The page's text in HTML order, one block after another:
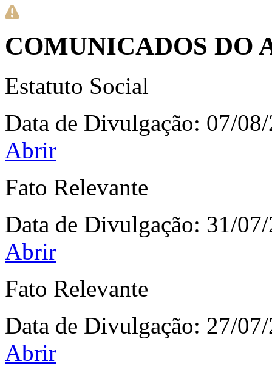
COMUNICADOS DO
Estatuto Social
Data de Divulgação: 07/
Abrir
Fato Relevante
Data de Divulgação: 31/
Abrir
Fato Relevante
Data de Divulgação: 27/
Abrir